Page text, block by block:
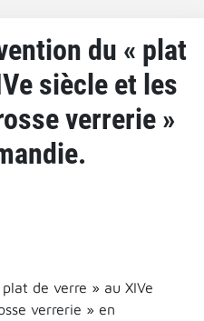
du « plat
siècle et les
verrerie »
de verre » au XIVe
verrerie » en